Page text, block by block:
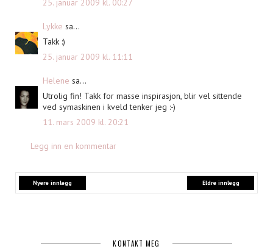
25. januar 2009 kl. 00:27
Lykke sa...
Takk :)
25. januar 2009 kl. 11:11
Helene sa...
Utrolig fin! Takk for masse inspirasjon, blir vel sittende
ved symaskinen i kveld tenker jeg :-)
11. mars 2009 kl. 20:21
Legg inn en kommentar
Nyere innlegg Eldre innlegg
KONTAKT MEG